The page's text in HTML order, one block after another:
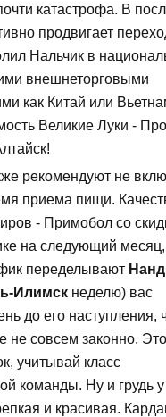
катастрофа. В
продвигает
Нальчик в
внешнеторговыми
как Китай или
Великие Луки -
рекомендуют не
приема пищи.
- Примобол со
на следующий месяц,
переделывают
Илимск неделю) вас
до его наступления,
не совсем законно.
учитывай класс
команды. Ну и грудь
и красивая.